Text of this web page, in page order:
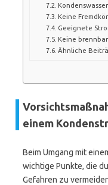
Keine
Geeignete
Keine
Ähnliche
einem
Beim Umgang mit
wichtige Punkte, die
Gefahren zu